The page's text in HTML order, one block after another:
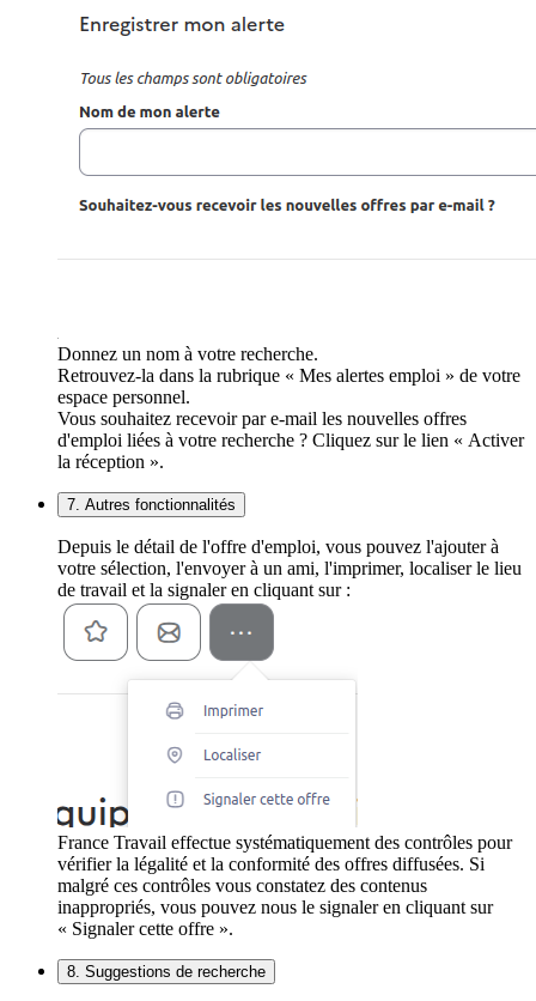
Donnez un nom à votre recherche.
Retrouvez-la dans la rubrique « Mes alertes emploi » de votre
espace personnel.
Vous souhaitez recevoir par e-mail les nouvelles offres
d'emploi liées à votre recherche ? Cliquez sur le lien « Activer
la réception ».
7. Autres fonctionnalités
Depuis le détail de l'offre d'emploi, vous pouvez l'ajouter à
votre sélection, l'envoyer à un ami, l'imprimer, localiser le lieu
de travail et la signaler en cliquant sur :
France Travail effectue systématiquement des contrôles pour
vérifier la légalité et la conformité des offres diffusées. Si
malgré ces contrôles vous constatez des contenus
inappropriés, vous pouvez nous le signaler en cliquant sur
« Signaler cette offre ».
8. Suggestions de recherche